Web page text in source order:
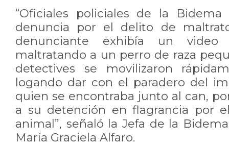
“Oficiales policiales de la Bidema
denuncia por el delito de
denunciante exhibía un
maltratando a un perro de raza
detectives se movilizaron
logando dar con el paradero del
quien se encontraba junto al can,
a su detención en flagrancia por
animal”, señaló la Jefa de la
María Graciela Alfaro.